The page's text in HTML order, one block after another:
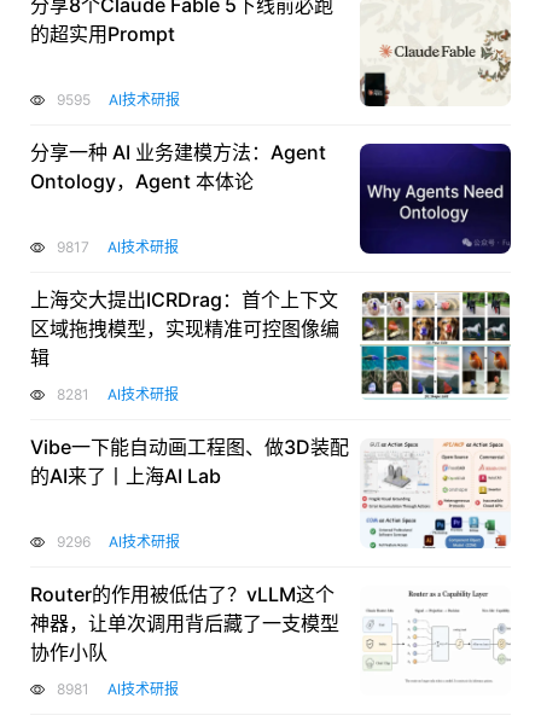
的超实用Prompt
9595 AI技术研报
分享一种 AI 业务建模方法：Agent
Ontology，Agent 本体论
9817 AI技术研报
上海交大提出ICRDrag：首个上下文
区域拖拽模型，实现精准可控图像编
辑
8281 AI技术研报
Vibe一下能自动画工程图、做3D装配
的AI来了丨上海AI Lab
9296 AI技术研报
Router的作用被低估了？vLLM这个
神器，让单次调用背后藏了一支模型
协作小队
8981 AI技术研报